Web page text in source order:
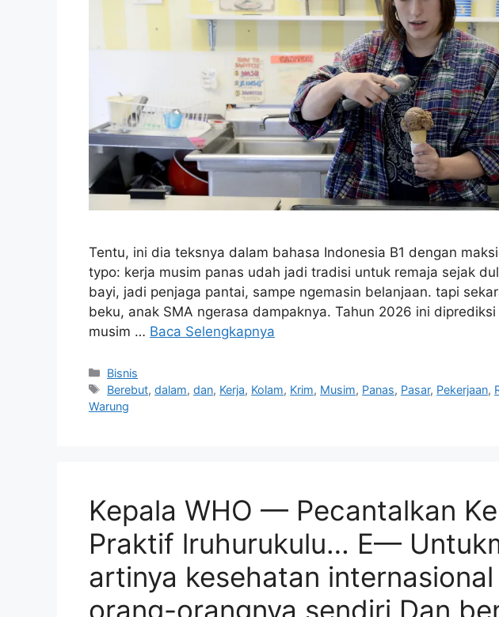
Tentu, ini dia teksnya dalam bahasa Indonesia B1 dengan
typo: kerja musim panas udah jadi tradisi untuk remaja sejak
bayi, jadi penjaga pantai, sampe ngemasin belanjaan. tapi
beku, anak SMA ngerasa dampaknya. Tahun 2026 ini
musim … Baca Selengkapnya
Kategori
Bisnis
Tag
Berebut,dalam,dan, Kerja, Kolam, Krim, Musim, Panas, Pasar, Pekerjaan,
Warung
Kepala WHO — Pecantalkan
Praktif lruhurukulu… E—
artinya kesehatan
orang-orangnya sendiri Dan